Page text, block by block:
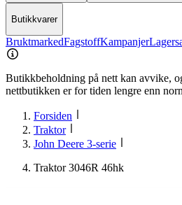
Butikkvarer
BruktmarkedFagstoffKampanjer
Butikkbeholdning på nett kan avvike,
nettbutikken er for tiden lengre enn
Forsiden
Traktor
John Deere 3-serie
Traktor 3046R 46hk